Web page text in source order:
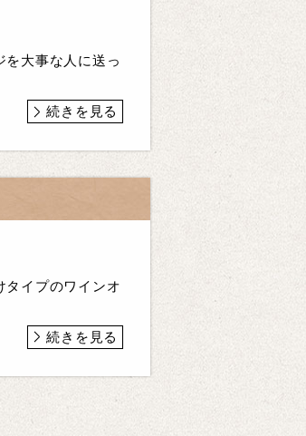
大事な人に送っ
続きを見る
タイプのワインオ
続きを見る